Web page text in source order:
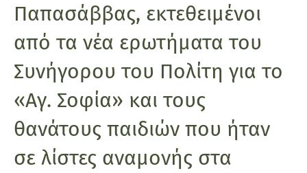
Παπασάββας, εκτεθειμένοι
από τα νέα ερωτήματα του
Συνήγορου του Πολίτη για το
«Αγ. Σοφία» και τους
θανάτους παιδιών που ήταν
σε λίστες αναμονής στα